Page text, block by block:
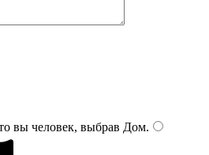
вы человек, выбрав Дом.